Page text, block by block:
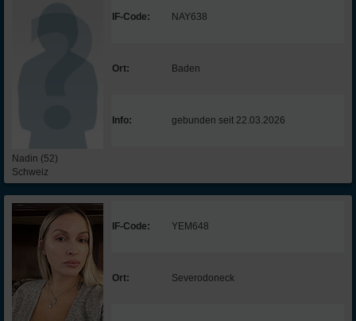
Nadin (52)
Schweiz
IF-Code: NAY638
Ort: Baden
Info: gebunden seit 22.03.2026
IF-Code: YEM648
Ort: Severodoneck